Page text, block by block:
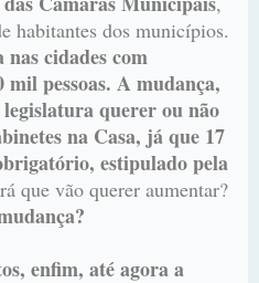
habitantes dos municípios.
cidades com
mil pessoas. A mudança,
querer ou não
na Casa, já que 17
estipulado pela
que vão querer aumentar?
enfim, até agora a